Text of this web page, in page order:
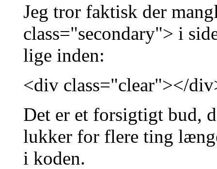
Jeg tror faktisk der
class="secondary"> i
lige inden:
<div class="clear"></
Det er et forsigtigt bud,
lukker for flere ting
i koden.